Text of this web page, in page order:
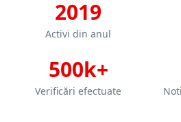
2019
Activi din anul
500k+
Verificări efectuate